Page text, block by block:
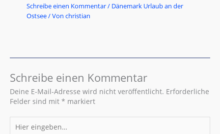
Schreibe einen Kommentar/ Dänemark Urlaub an der
Ostsee/ Vonchristian
Schreibe einen Kommentar
Deine E-Mail-Adresse wird nicht veröffentlicht. Erforderliche
Felder sind mit * markiert
eingeben…